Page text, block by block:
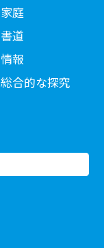
家庭
書道
情報
総合的な探究